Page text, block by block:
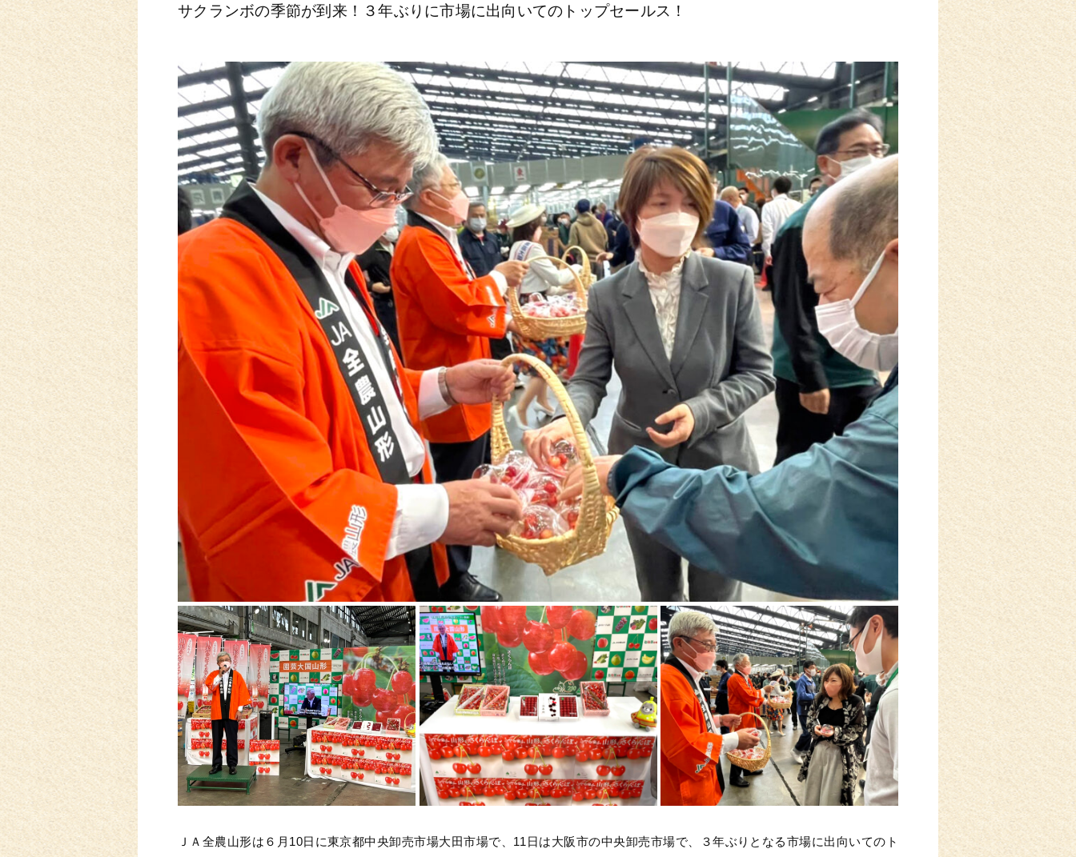
サクランボの季節が到来！３年ぶりに市場に出向いてのトップセールス！
ＪＡ全農山形は６月10日に東京都中央卸売市場大田市場で、11日は大阪市の中央卸売市場で、３年ぶりとなる市場に出向いてのト